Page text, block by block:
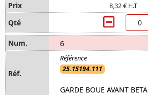
8,32 € H.T
6
25.15194.111
GARDE BOUE AVANT BETA